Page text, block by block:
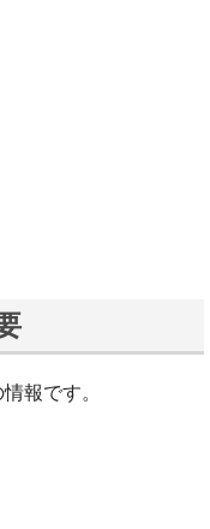
報です。